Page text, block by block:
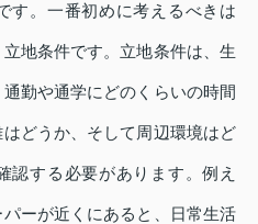
す。一番初めに考えるべきは
立地条件です。立地条件は、生
勤や通学にどのくらいの時間
どうか、そして周辺環境はど
認する必要があります。例え
ーが近くにあると、日常生活